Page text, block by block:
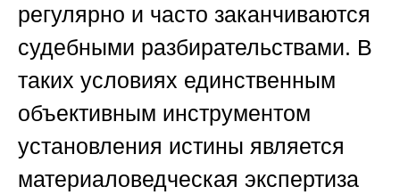
регулярно и часто заканчиваются
судебными разбирательствами. В
таких условиях единственным
объективным инструментом
установления истины является
материаловедческая экспертиза